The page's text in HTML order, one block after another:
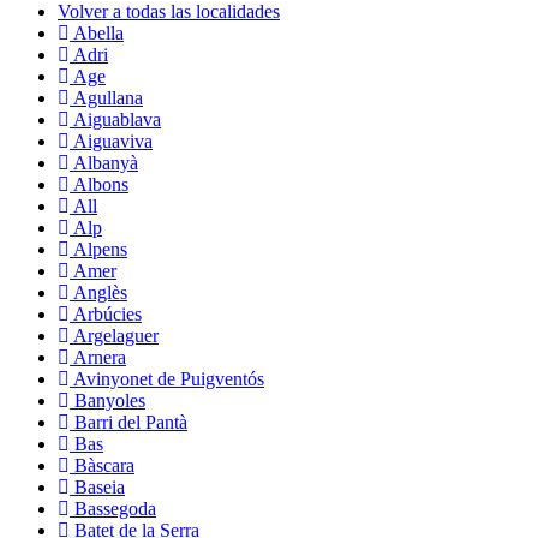
Volver a todas las localidades
Abella
Adri
Age
Agullana
Aiguablava
Aiguaviva
Albanyà
Albons
All
Alp
Alpens
Amer
Anglès
Arbúcies
Argelaguer
Arnera
Avinyonet de Puigventós
Banyoles
Barri del Pantà
Bas
Bàscara
Baseia
Bassegoda
Batet de la Serra